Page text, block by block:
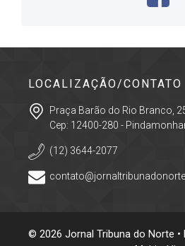
LOCALIZAÇÃO/CONTATO
Praça Barão do Rio Branco,
Cep: 12400-280 -
(12) 3644-2077
© 2026 Jornal Tribuna do Norte •